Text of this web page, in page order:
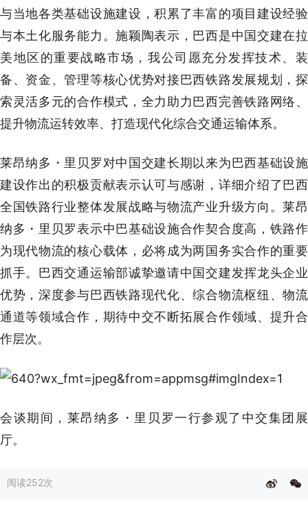
与当地各类基础设施建设，积累了丰富的项目建设经验
与本土化服务能力。施颖陶表示，巴西是中国交建在拉
美地区的重要战略市场，我公司愿充分发挥技术、装
备、资金、管理等核心优势对接巴西铁路发展规划，探
索灵活多元的合作模式，全力助力巴西完善铁路网络、
提升物流运转效率、打造现代化综合交通运输体系。
莱昂纳多・里贝罗对中国交建长期以来为巴西基础设施
建设作出的积极贡献表示认可与感谢，详细介绍了巴西
全国铁路行业整体发展战略与物流产业升级方向。莱昂
纳多・里贝罗表示中巴基础设施合作契合度高，铁路作
为现代物流的核心载体，必将成为两国务实合作的重要
抓手。巴西交通运输部诚挚邀请中国交建发挥龙头企业
优势，深度参与巴西铁路现代化、综合物流枢纽、物流
通道等领域合作，期待中交不断拓展合作领域、提升合
作层次。
会谈期间，莱昂纳多・里贝罗一行参观了中交集团展
厅。
阅读252次